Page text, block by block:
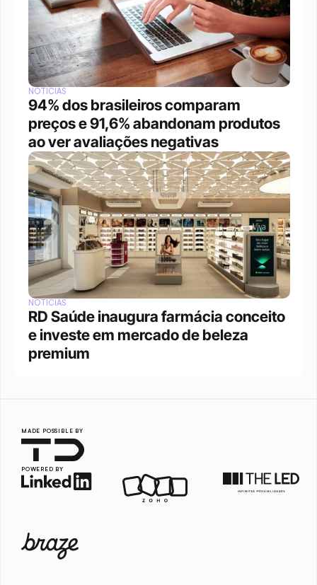
NOTÍCIAS
94% dos brasileiros comparam
preços e 91,6% abandonam produtos
ao ver avaliações negativas
NOTÍCIAS
RD Saúde inaugura farmácia conceito
e investe em mercado de beleza
premium
MADE POSSIBLE BY
POWERED BY